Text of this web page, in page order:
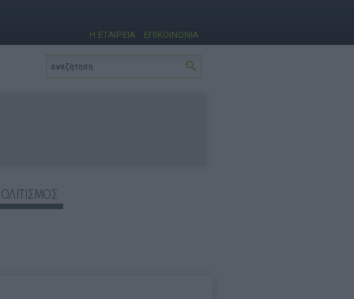
Η ΕΤΑΙΡΕΙΑ ΕΠΙΚΟΙΝΩΝΙΑ